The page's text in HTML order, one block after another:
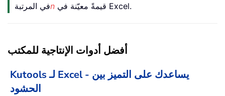
في المرتبةn قيمةً معيّنة في Excel.
أفضل أدوات الإنتاجية للمكتب
Kutools لـ Excel - يساعدك على التميز بين
الحشود